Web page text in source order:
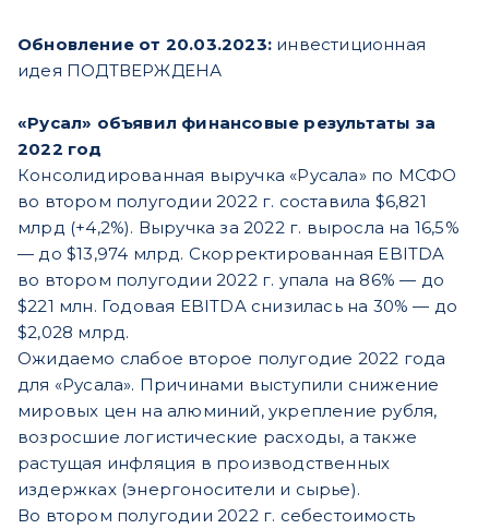
Обновление от 20.03.2023: инвестиционная
идея ПОДТВЕРЖДЕНА
​​«Русал» объявил финансовые результаты за
2022 год
Консолидированная выручка «Русала» по МСФО
во втором полугодии 2022 г. составила $6,821
млрд (+4,2%). Выручка за 2022 г. выросла на 16,5%
— до $13,974 млрд. Скорректированная EBITDA
во втором полугодии 2022 г. упала на 86% — до
$221 млн. Годовая EBITDA снизилась на 30% — до
$2,028 млрд.
Ожидаемо слабое второе полугодие 2022 года
для «Русала». Причинами выступили снижение
мировых цен на алюминий, укрепление рубля,
возросшие логистические расходы, а также
растущая инфляция в производственных
издержках (энергоносители и сырье).
Во втором полугодии 2022 г. себестоимость